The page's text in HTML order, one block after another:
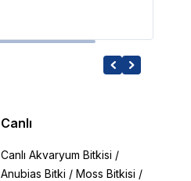
Canlı
Canlı Akvaryum Bitkisi /
Anubias Bitki /Moss Bitkisi /